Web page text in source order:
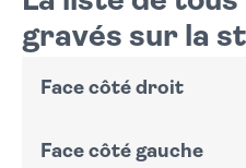
gravés sur la
Face côté droit
À la mémoire des
Face côté gauche